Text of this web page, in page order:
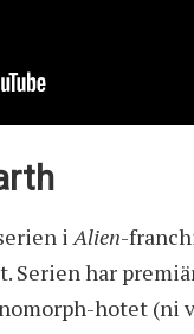
iAlien-
Serien har
hotet (ni